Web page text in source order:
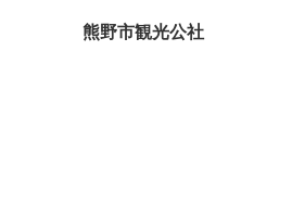
熊野市観光公社